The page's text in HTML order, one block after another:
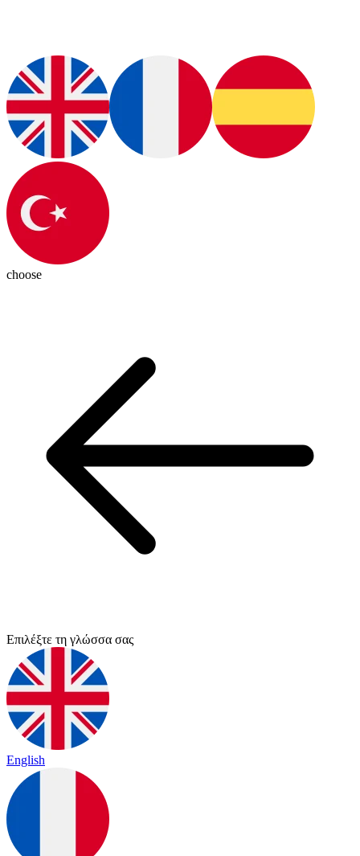
choose
Επιλέξτε τη γλώσσα σας
English